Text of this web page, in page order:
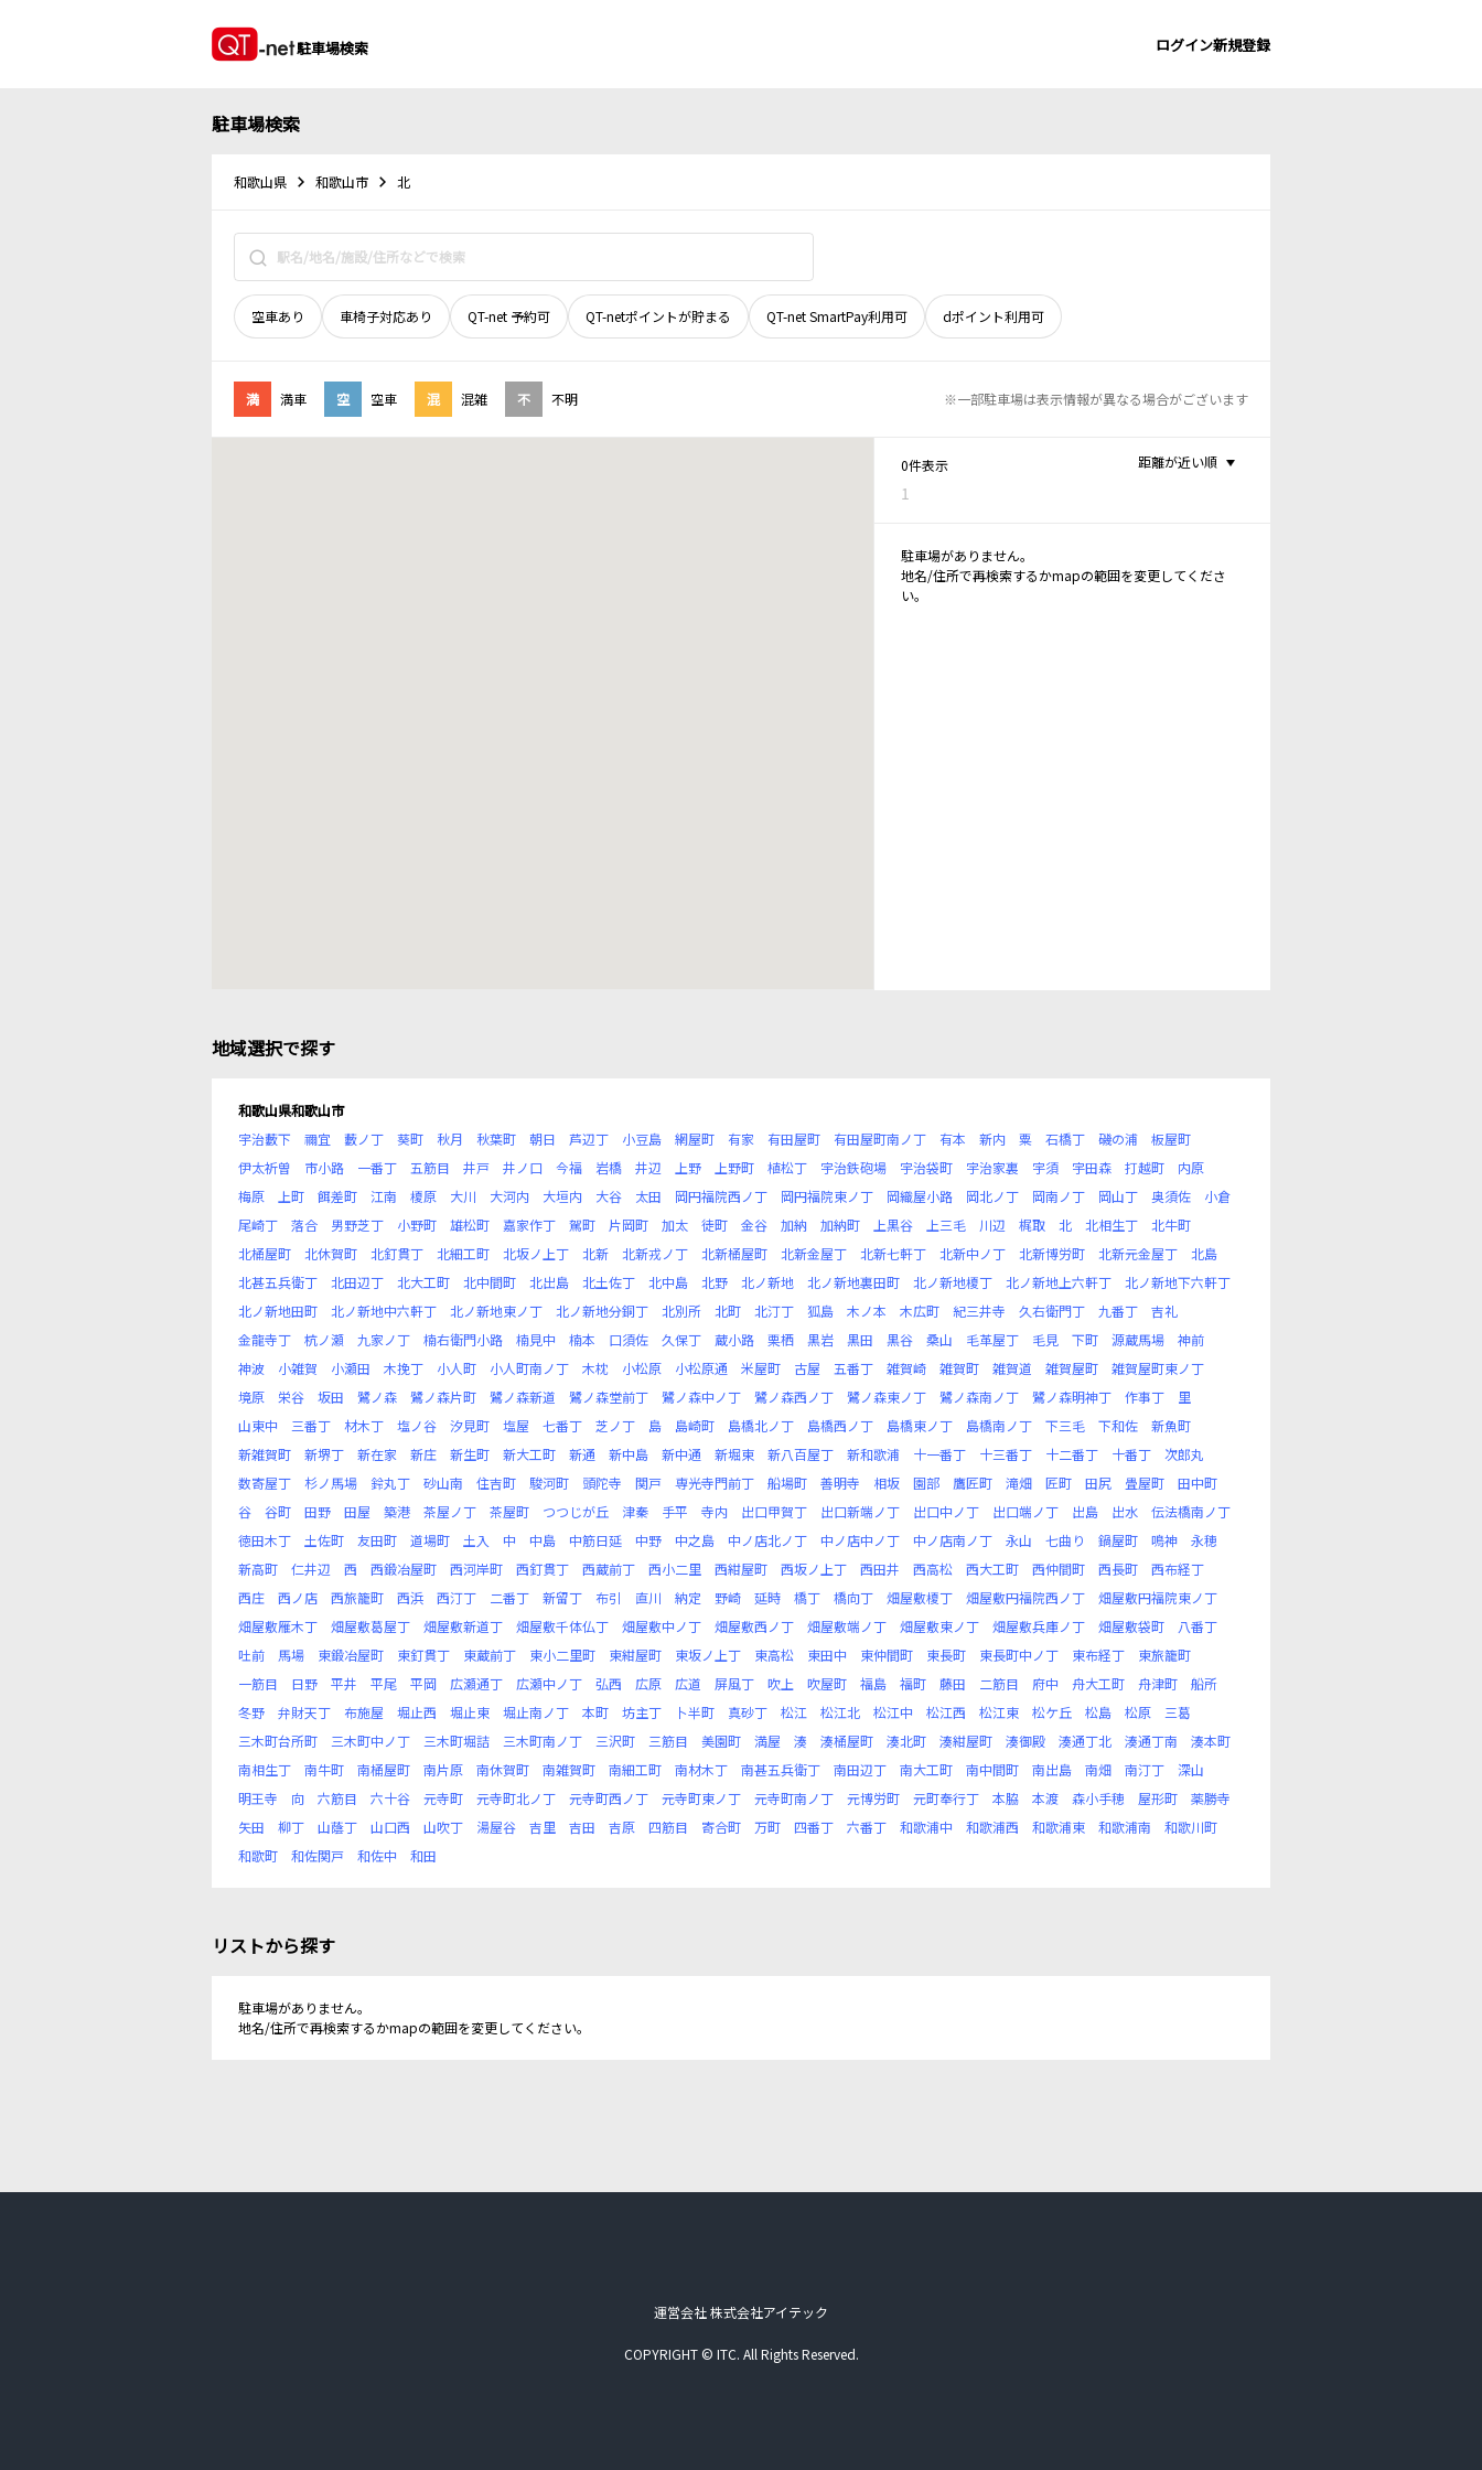
駐車場検索 ログイン新規登録
駐車場検索
和歌山県 和歌山市 北
空車あり 車椅子対応あり QT-net 予約可 QT-netポイントが貯まる QT-net SmartPay利用可 dポイント利用可
満 満車 空 空車 混 混雑 不 不明 ※一部駐車場は表示情報が異なる場合がございます
0件表示
1
距離が近い順
駐車場がありません。
地名/住所で再検索するかmapの範囲を変更してくださ
い。
地域選択で探す
和歌山県和歌山市
宇治藪下
禰宜 藪ノ丁 葵町 秋月 秋葉町 朝日 芦辺丁 小豆島 網屋町 有家 有田屋町 有田屋町南ノ丁 有本 新内 粟 石橋丁 磯の浦
板屋町
伊太祈曽
市小路 一番丁 五筋目 井戸 井ノ口 今福 岩橋 井辺 上野 上野町 植松丁 宇治鉄砲場 宇治袋町 宇治家裏 宇須 宇田森 打越町
内原
梅原
上町 餌差町 江南 榎原 大川 大河内 大垣内 大谷 太田 岡円福院西ノ丁 岡円福院東ノ丁 岡織屋小路 岡北ノ丁 岡南ノ丁 岡山丁 奥須佐
小倉
尾崎丁
落合 男野芝丁 小野町 雄松町 嘉家作丁 駕町 片岡町 加太 徒町 金谷 加納 加納町 上黒谷 上三毛 川辺 梶取 北 北相生丁
北牛町
北桶屋町
北休賀町 北釘貫丁 北細工町 北坂ノ上丁 北新 北新戎ノ丁 北新桶屋町 北新金屋丁 北新七軒丁 北新中ノ丁 北新博労町 北新元金屋丁
北島
北甚五兵衛丁
北田辺丁 北大工町 北中間町 北出島 北土佐丁 北中島 北野 北ノ新地 北ノ新地裏田町 北ノ新地榎丁 北ノ新地上六軒丁
北ノ新地下六軒丁
北ノ新地田町
北ノ新地中六軒丁 北ノ新地東ノ丁 北ノ新地分銅丁 北別所 北町 北汀丁 狐島 木ノ本 木広町 紀三井寺 久右衛門丁 九番丁
吉礼
金龍寺丁
杭ノ瀬 九家ノ丁 楠右衛門小路 楠見中 楠本 口須佐 久保丁 蔵小路 栗栖 黒岩 黒田 黒谷 桑山 毛革屋丁 毛見 下町 源蔵馬場
神前
神波
小雑賀 小瀬田 木挽丁 小人町 小人町南ノ丁 木枕 小松原 小松原通 米屋町 古屋 五番丁 雑賀崎 雑賀町 雑賀道 雑賀屋町
雑賀屋町東ノ丁
境原
栄谷 坂田 鷺ノ森 鷺ノ森片町 鷺ノ森新道 鷺ノ森堂前丁 鷺ノ森中ノ丁 鷺ノ森西ノ丁 鷺ノ森東ノ丁 鷺ノ森南ノ丁 鷺ノ森明神丁 作事丁
里
山東中
三番丁 材木丁 塩ノ谷 汐見町 塩屋 七番丁 芝ノ丁 島 島崎町 島橋北ノ丁 島橋西ノ丁 島橋東ノ丁 島橋南ノ丁 下三毛 下和佐
新魚町
新雑賀町
新堺丁 新在家 新庄 新生町 新大工町 新通 新中島 新中通 新堀東 新八百屋丁 新和歌浦 十一番丁 十三番丁 十二番丁 十番丁
次郎丸
数寄屋丁
杉ノ馬場 鈴丸丁 砂山南 住吉町 駿河町 頭陀寺 関戸 専光寺門前丁 船場町 善明寺 相坂 園部 鷹匠町 滝畑 匠町 田尻 畳屋町
田中町
谷
谷町 田野 田屋 築港 茶屋ノ丁 茶屋町 つつじが丘 津秦 手平 寺内 出口甲賀丁 出口新端ノ丁 出口中ノ丁 出口端ノ丁 出島 出水
伝法橋南ノ丁
徳田木丁
土佐町 友田町 道場町 土入 中 中島 中筋日延 中野 中之島 中ノ店北ノ丁 中ノ店中ノ丁 中ノ店南ノ丁 永山 七曲り 鍋屋町 鳴神
永穂
新高町
仁井辺 西 西鍛冶屋町 西河岸町 西釘貫丁 西蔵前丁 西小二里 西紺屋町 西坂ノ上丁 西田井 西高松 西大工町 西仲間町 西長町
西布経丁
西庄
西ノ店 西旅籠町 西浜 西汀丁 二番丁 新留丁 布引 直川 納定 野崎 延時 橋丁 橋向丁 畑屋敷榎丁 畑屋敷円福院西ノ丁
畑屋敷円福院東ノ丁
畑屋敷雁木丁
畑屋敷葛屋丁 畑屋敷新道丁 畑屋敷千体仏丁 畑屋敷中ノ丁 畑屋敷西ノ丁 畑屋敷端ノ丁 畑屋敷東ノ丁 畑屋敷兵庫ノ丁 畑屋敷袋町
八番丁
吐前
馬場 東鍛冶屋町 東釘貫丁 東蔵前丁 東小二里町 東紺屋町 東坂ノ上丁 東高松 東田中 東仲間町 東長町 東長町中ノ丁 東布経丁
東旅籠町
一筋目
日野 平井 平尾 平岡 広瀬通丁 広瀬中ノ丁 弘西 広原 広道 屏風丁 吹上 吹屋町 福島 福町 藤田 二筋目 府中 舟大工町 舟津町
船所
冬野
弁財天丁 布施屋 堀止西 堀止東 堀止南ノ丁 本町 坊主丁 卜半町 真砂丁 松江 松江北 松江中 松江西 松江東 松ケ丘 松島 松原
三葛
三木町台所町
三木町中ノ丁 三木町堀詰 三木町南ノ丁 三沢町 三筋目 美園町 満屋 湊 湊桶屋町 湊北町 湊紺屋町 湊御殿 湊通丁北 湊通丁南
湊本町
南相生丁
南牛町 南桶屋町 南片原 南休賀町 南雑賀町 南細工町 南材木丁 南甚五兵衛丁 南田辺丁 南大工町 南中間町 南出島 南畑 南汀丁
深山
明王寺
向 六筋目 六十谷 元寺町 元寺町北ノ丁 元寺町西ノ丁 元寺町東ノ丁 元寺町南ノ丁 元博労町 元町奉行丁 本脇 本渡 森小手穂 屋形町
薬勝寺
矢田
柳丁 山蔭丁 山口西 山吹丁 湯屋谷 吉里 吉田 吉原 四筋目 寄合町 万町 四番丁 六番丁 和歌浦中 和歌浦西 和歌浦東 和歌浦南
和歌川町
和歌町
和佐関戸 和佐中 和田
リストから探す
駐車場がありません。
地名/住所で再検索するかmapの範囲を変更してください。
運営会社 株式会社アイテック
COPYRIGHT © ITC. All Rights Reserved.